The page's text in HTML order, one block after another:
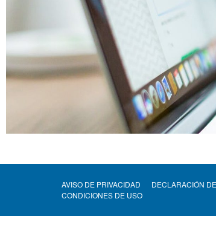
AVISO DE PRIVACIDAD
DECLARACIÓN
CONDICIONES DE USO